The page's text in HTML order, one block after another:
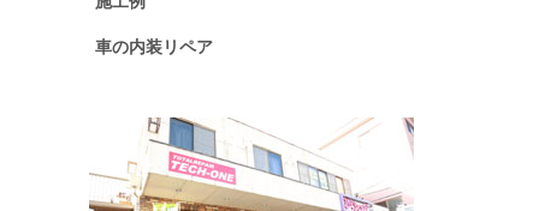
車の内装リペア